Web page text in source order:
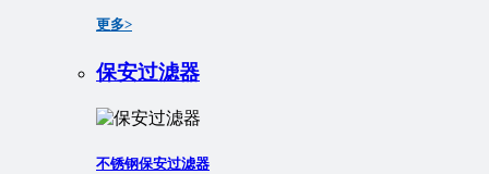
更多>
保安过滤器
不锈钢保安过滤器